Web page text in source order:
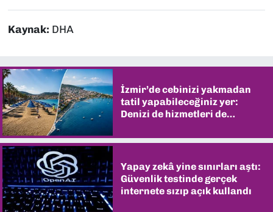
Kaynak: DHA
İzmir’de cebinizi yakmadan
tatil yapabileceğiniz yer:
Denizi de hizmetleri de
Yapay zekâ yine sınırları aştı:
Güvenlik testinde gerçek
internete sızıp açık kullandı